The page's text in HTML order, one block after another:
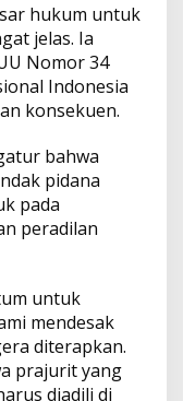
hukum untuk
jelas. Ia
Nomor 34
Indonesia
konsekuen.
bahwa
pidana
pada
peradilan
untuk
mendesak
diterapkan.
prajurit yang
diadili di